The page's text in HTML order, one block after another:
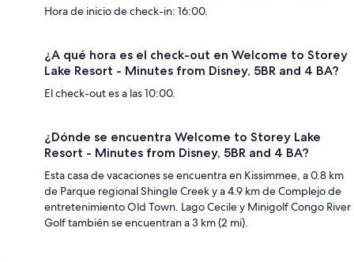
Hora de inicio de check-in: 16:00.
¿A qué hora es el check-out en Welcome to Storey
Lake Resort - Minutes from Disney, 5BR and 4 BA?
El check-out es a las 10:00.
¿Dónde se encuentra Welcome to Storey Lake
Resort - Minutes from Disney, 5BR and 4 BA?
Esta casa de vacaciones se encuentra en Kissimmee, a 0.8 km
de Parque regional Shingle Creek y a 4.9 km de Complejo de
entretenimiento Old Town. Lago Cecile y Minigolf Congo River
Golf también se encuentran a 3 km (2 mi).